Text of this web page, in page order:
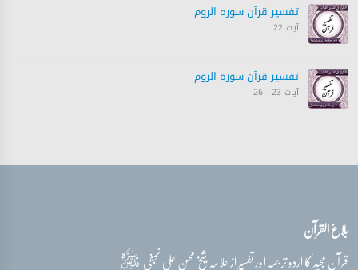
تفسیر قرآن سورہ ‎الروم‎
آیت 22
تفسیر قرآن سورہ ‎الروم‎
آیات 23 - 26
بلاغ القرآن
قرآن مجید کا اردو ترجمہ اور تفسیر از علامہ شیخ محسن علی نجفیقدس‌سره